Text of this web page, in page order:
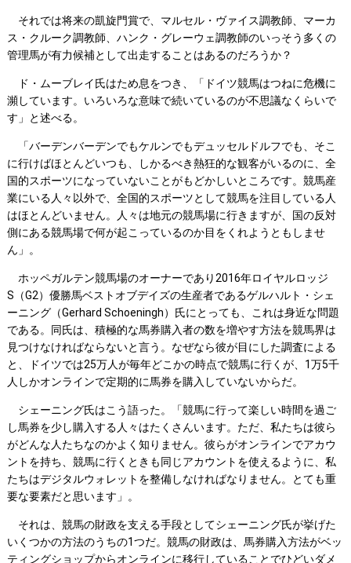
それでは将来の凱旋門賞で、マルセル・ヴァイス調教師、マーカ
ス・クルーク調教師、ハンク・グレーウェ調教師のいっそう多くの
管理馬が有力候補として出走することはあるのだろうか？
ド・ムーブレイ氏はため息をつき、「ドイツ競馬はつねに危機に
瀕しています。いろいろな意味で続いているのが不思議なくらいで
す」と述べる。
「バーデンバーデンでもケルンでもデュッセルドルフでも、そこ
に行けばほとんどいつも、しかるべき熱狂的な観客がいるのに、全
国的スポーツになっていないことがもどかしいところです。競馬産
業にいる人々以外で、全国的スポーツとして競馬を注目している人
はほとんどいません。人々は地元の競馬場に行きますが、国の反対
側にある競馬場で何が起こっているのか目をくれようともしませ
ん」。
ホッペガルテン競馬場のオーナーであり2016年ロイヤルロッジ
S（G2）優勝馬ベストオブデイズの生産者であるゲルハルト・シェ
ーニング（Gerhard Schoeningh）氏にとっても、これは身近な問題
である。同氏は、積極的な馬券購入者の数を増やす方法を競馬界は
見つけなければならないと言う。なぜなら彼が目にした調査による
と、ドイツでは25万人が毎年どこかの時点で競馬に行くが、1万5千
人しかオンラインで定期的に馬券を購入していないからだ。
シェーニング氏はこう語った。「競馬に行って楽しい時間を過ご
し馬券を少し購入する人々はたくさんいます。ただ、私たちは彼ら
がどんな人たちなのかよく知りません。彼らがオンラインでアカウ
ントを持ち、競馬に行くときも同じアカウントを使えるように、私
たちはデジタルウォレットを整備しなければなりません。とても重
要な要素だと思います」。
それは、競馬の財政を支える手段としてシェーニング氏が挙げた
いくつかの方法のうちの1つだ。競馬の財政は、馬券購入方法がベッ
ティングショップからオンラインに移行していることでひどいダメ